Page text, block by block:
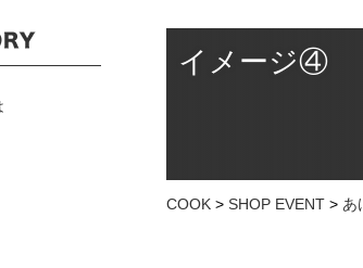
イメージ④
COOK > SHOP EVENT > あ